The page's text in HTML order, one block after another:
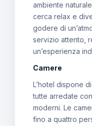
ambiente
cerca relax e
godere di
servizio attento,
un’esperienza
Camere
L’hotel dispone
tutte arredate
moderni. Le
fino a quattro